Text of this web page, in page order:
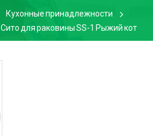
Кухонные принадлежности
Сито для раковины SS-1 Рыжий кот